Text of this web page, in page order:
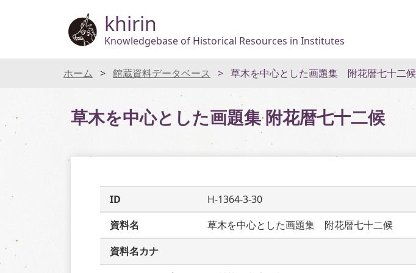
khirin
Knowledgebase of Historical Resources in Institutes
ホーム 館蔵資料データベース 草木を中心とした画題集 附花暦七十二候
草木を中心とした画題集 附花暦七十二候
ID
H-1364-3-30
資料名
草木を中心とした画題集　附花暦七十二候
資料名カナ